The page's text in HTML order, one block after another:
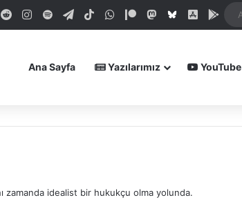
RedditInstagram
SpotifyTelegramTikTokWhatsApp
PatreonMastodonBluesky
iOS
Ana Sayfa Yazılarımız
zamanda idealist bir hukukçu olma yolunda.